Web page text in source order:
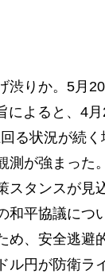
りか。5月
によると、4
る状況が続
測が強まった
スタンスが
和平協議につ
め、安全逃避
ル円が防衛ラ